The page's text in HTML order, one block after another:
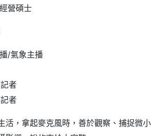
營碩士
/氣象主播
者
者
活，拿起麥克風時，善於觀察、捕捉微小